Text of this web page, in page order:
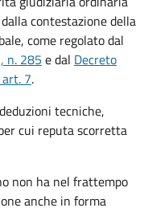
contestazione della
come regolato dal
n. 285 e dal Decreto
7.
tecniche,
cui reputa scorretta
non ha nel frattempo
anche in forma